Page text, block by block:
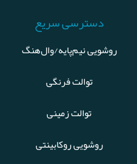
دسترسی سریع
روشویی نیم‌پایه/وال‌هنگ
توالت فرنگی
توالت زمینی
روشویی روکابینتی